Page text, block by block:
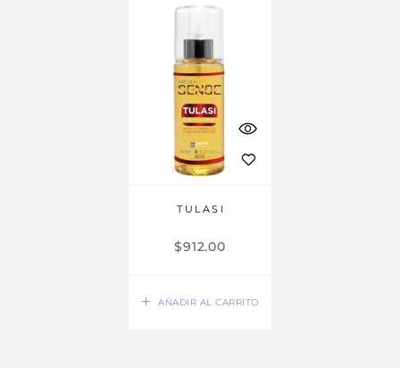
AÑADIR AL CARRITO
TULASI
$912.00